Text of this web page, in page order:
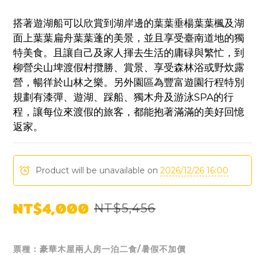
搭著遊湖船可以欣賞到湖岸邊的葉葉垂楊葉葉楓及湖
面上葉葉扁舟葉葉蓬的美景，並且享受臺南道地的獨
特美食。且讓自己及家人揮去生活的庸碌與繁忙，到
柳營尖山埤渡假村攬勝、賞景、享受森林浴或野炊露
營，暢徉於山林之樂。另外園區為豐富遊園行程特別
規劃有漆彈、遊湖、踩船、獨木舟及游泳SPA的行
程，讓每位來渡假的旅客，都能抱著滿滿的美好回憶
返家。
Product will be unavailable on 2026/12/26 16:00
NT$4,000 NT$5,456
票種 : 豪華木屋兩人房一泊二食/暑假不加價